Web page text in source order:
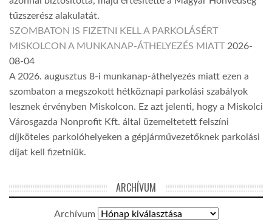
tűzszerész alakulatát.
SZOMBATON IS FIZETNI KELL A PARKOLÁSÉRT
MISKOLCON A MUNKANAP-ÁTHELYEZÉS MIATT 2026-
08-04
A 2026. augusztus 8-i munkanap-áthelyezés miatt ezen a
szombaton a megszokott hétköznapi parkolási szabályok
lesznek érvényben Miskolcon. Ez azt jelenti, hogy a Miskolci
Városgazda Nonprofit Kft. által üzemeltetett felszíni
díjköteles parkolóhelyeken a gépjárművezetőknek parkolási
díjat kell fizetniük.
ARCHÍVUM
Archívum